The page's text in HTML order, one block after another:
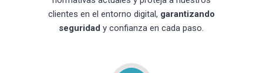
clientes en el entorno digital, garantizando
seguridad y confianza en cada paso.